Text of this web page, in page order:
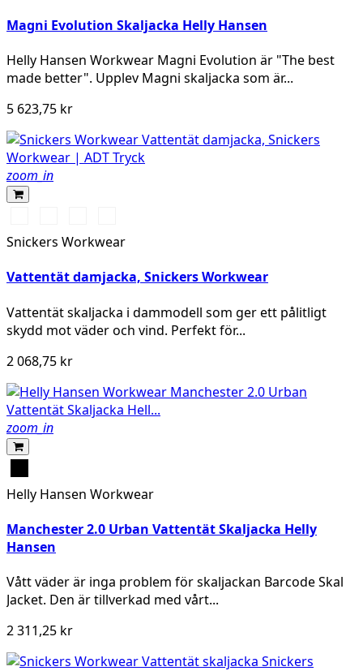
Magni Evolution Skaljacka Helly Hansen
Helly Hansen Workwear Magni Evolution är "The best
made better". Upplev Magni skaljacka som är...
5 623,75 kr
zoom_in
Snickers Workwear
Vattentät damjacka, Snickers Workwear
Vattentät skaljacka i dammodell som ger ett pålitligt
skydd mot väder och vind. Perfekt för...
2 068,75 kr
zoom_in
Helly Hansen Workwear
Manchester 2.0 Urban Vattentät Skaljacka Helly
Hansen
Vått väder är inga problem för skaljackan Barcode Skal
Jacket. Den är tillverkad med vårt...
2 311,25 kr